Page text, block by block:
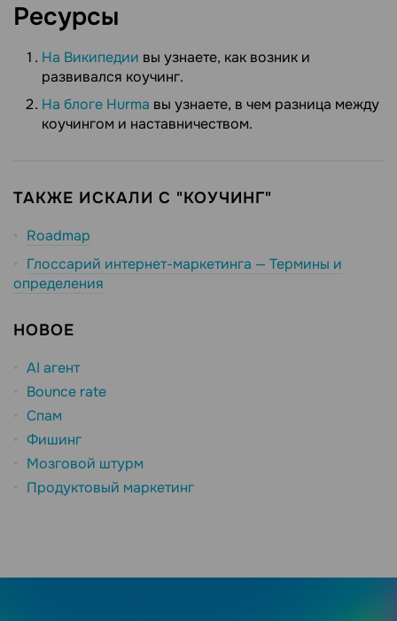
Ресурсы
На Википедии вы узнаете, как возник и
развивался коучинг.
На блоге Hurma вы узнаете, в чем разница между
коучингом и наставничеством.
ТАКЖЕ ИСКАЛИ С "КОУЧИНГ"
Roadmap
Глоссарий интернет-маркетинга — Термины и
определения
НОВОЕ
AI агент
Bounce rate
Спам
Фишинг
Мозговой штурм
Продуктовый маркетинг